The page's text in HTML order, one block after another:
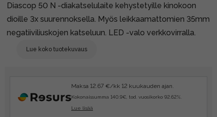
Diascop 50 N -diakatselulaite kehystetyille kinokoon
dioille 3x suurennoksella. Myös leikkaamattomien 35mm
negatiiviliuskojen katseluun. LED -valo verkkovirralla.
Lue koko tuotekuvaus
Maksa 12.67 €/kk 12 kuukauden ajan.
Kokonaissumma 140.9€, tod. vuosikorko 92.62%.
Lue lisää